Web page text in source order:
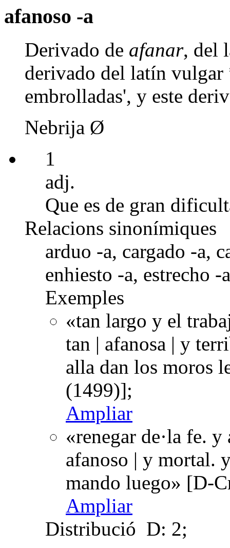
afanoso -a
Derivado de afanar, del
derivado del latín
embrolladas', y este
Nebrija Ø
1
adj.
Que es de gran
Relacions sinonímiques
arduo -a, cargado -a,
enhiesto -a, estrecho
Exemples
«tan largo y el
tan | afanosa | y
alla dan los moros
(1499)];
Ampliar
«renegar de·la fe.
afanoso | y mortal.
mando luego» [D-
Ampliar
Distribució D: 2;